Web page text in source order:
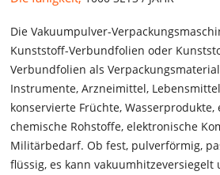
Die Vakuumpulver-
Kunststoff-Verbundfolien oder
Verbundfolien als
Instrumente, Arzneimittel,
konservierte Früchte,
chemische Rohstoffe, elektronische
Militärbedarf. Ob fest, pulverförmig,
flüssig, es kann vakuumhitzeversiegelt